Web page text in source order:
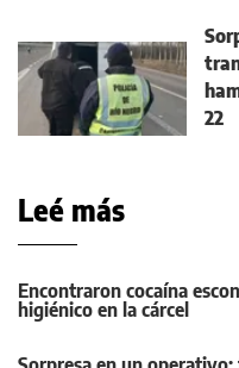
22
Leé más
Encontraron cocaína
higiénico en la cárcel